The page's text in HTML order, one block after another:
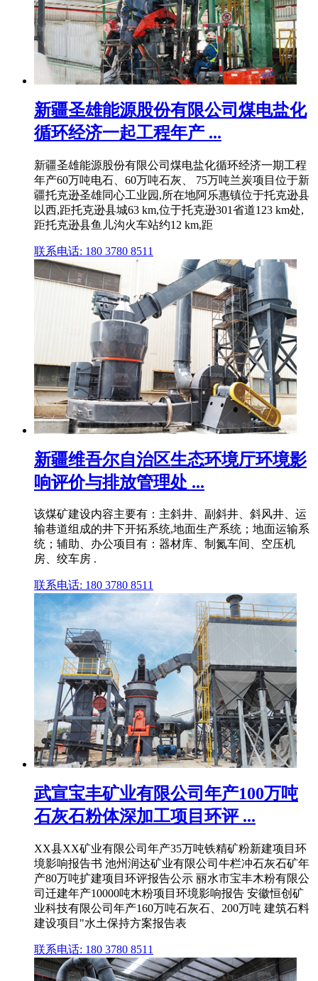
新疆圣雄能源股份有限公司煤电盐化
循环经济一起工程年产 ...
新疆圣雄能源股份有限公司煤电盐化循环经济一期工程
年产60万吨电石、60万吨石灰、 75万吨兰炭项目位于新
疆托克逊圣雄同心工业园,所在地阿乐惠镇位于托克逊县
以西,距托克逊县城63 km,位于托克逊301省道123 km处,
距托克逊县鱼儿沟火车站约12 km,距
联系电话: 180 3780 8511
新疆维吾尔自治区生态环境厅环境影
响评价与排放管理处 ...
该煤矿建设内容主要有：主斜井、副斜井、斜风井、运
输巷道组成的井下开拓系统,地面生产系统；地面运输系
统；辅助、办公项目有：器材库、制氮车间、空压机
房、绞车房 .
联系电话: 180 3780 8511
武宣宝丰矿业有限公司年产100万吨
石灰石粉体深加工项目环评 ...
XX县XX矿业有限公司年产35万吨铁精矿粉新建项目环
境影响报告书 池州润达矿业有限公司牛栏冲石灰石矿年
产80万吨扩建项目环评报告公示 丽水市宝丰木粉有限公
司迁建年产10000吨木粉项目环境影响报告 安徽恒创矿
业科技有限公司年产160万吨石灰石、200万吨 建筑石料
建设项目"水土保持方案报告表
联系电话: 180 3780 8511